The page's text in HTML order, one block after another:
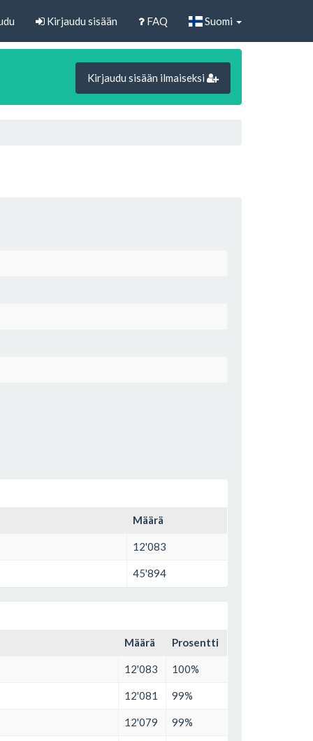
Kirjaudu sisään FAQ Suomi
Kirjaudu sisään ilmaiseksi
Määrä
12'083
45'894
Määrä Prosentti
12'083 100%
12'081 99%
12'079 99%